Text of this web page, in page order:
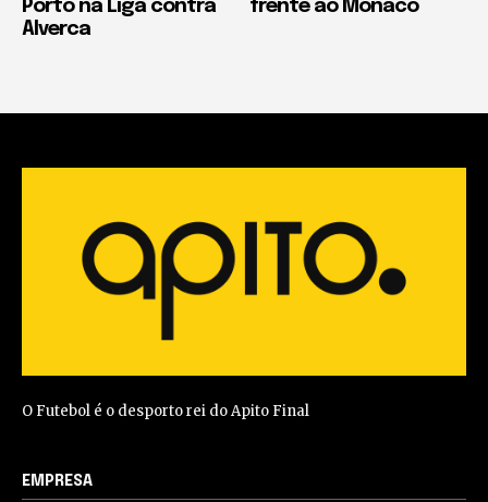
Porto na Liga contra
Alverca
frente ao Monaco
O Futebol é o desporto rei do Apito Final
EMPRESA